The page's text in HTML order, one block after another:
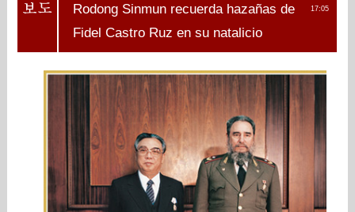
17:05
Rodong Sinmun recuerda hazañas de
Fidel Castro Ruz en su natalicio